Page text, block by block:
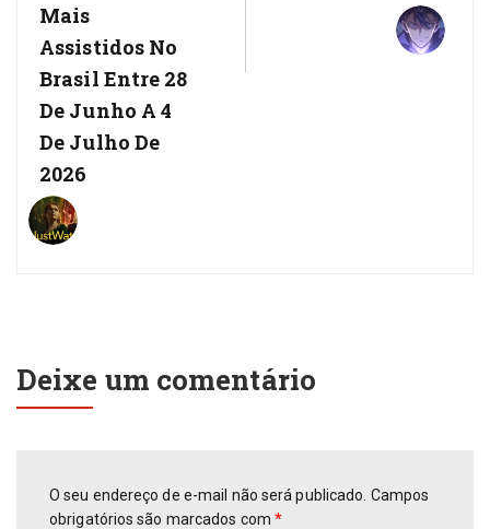
Mais
Assistidos No
Brasil Entre 28
De Junho A 4
De Julho De
2026
Deixe um comentário
O seu endereço de e-mail não será publicado. Campos
obrigatórios são marcados com*